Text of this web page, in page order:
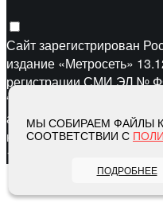
Сайт зарегистрирован
издание «Метросеть»
регистрации СМИ ЭЛ №
“Метросеть“, главный
адрес электронной
номер телефона
16+
МЫ СОБИРАЕМ ФАЙЛЫ
СООТВЕТСТВИИ С
ПОДРОБНЕЕ